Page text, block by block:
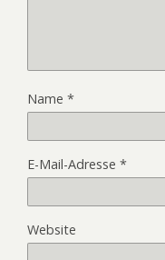
Name *
E-Mail-Adresse *
Website